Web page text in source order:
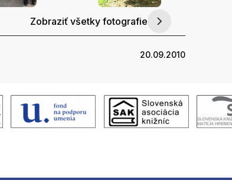
Zobraziť všetky fotografie
20.09.2010